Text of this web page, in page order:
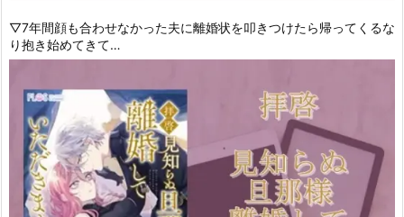
▽7年間顔も合わせなかった夫に離婚状を叩きつけたら帰ってくるな
り抱き始めてきて…